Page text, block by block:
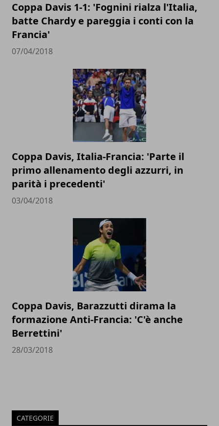
Coppa Davis 1-1: 'Fognini rialza l'Italia,
batte Chardy e pareggia i conti con la
Francia'
07/04/2018
Coppa Davis, Italia-Francia: 'Parte il
primo allenamento degli azzurri, in
parità i precedenti'
03/04/2018
Coppa Davis, Barazzutti dirama la
formazione Anti-Francia: 'C'è anche
Berrettini'
28/03/2018
CATEGORIE